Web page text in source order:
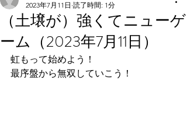
（土壌が）強くてニューゲ
ーム（2023年7月11日）
2023年7月11日 読了時間: 1分
虹もって始めよう！
最序盤から無双していこう！